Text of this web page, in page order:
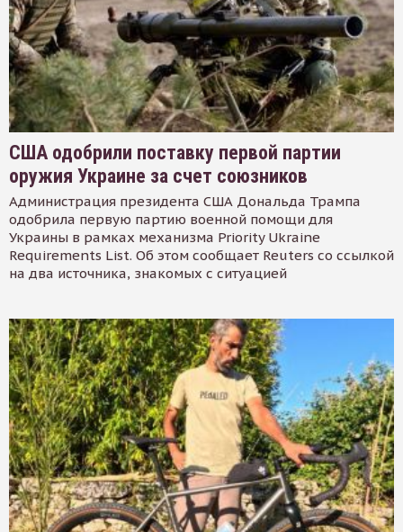
США одобрили поставку первой партии
оружия Украине за счет союзников
Администрация президента США Дональда Трампа
одобрила первую партию военной помощи для
Украины в рамках механизма Priority Ukraine
Requirements List. Об этом сообщает Reuters со ссылкой
на два источника, знакомых с ситуацией